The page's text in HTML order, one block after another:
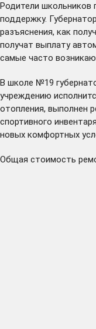
Родители школьников
поддержку.
разъяснения, как
получат выплату
самые часто
В школе №19
учреждению
отопления, выполнен
спортивного
новых комфортных
Общая стоимость